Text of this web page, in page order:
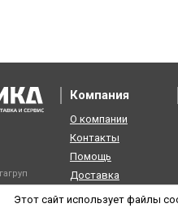
Этот сайт использует файлы
Компания
О компании
Контакты
Помощь
Доставка